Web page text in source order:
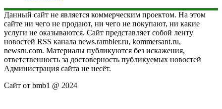
Данный сайт не является коммерческим проектом. На этом
сайте ни чего не продают, ни чего не покупают, ни какие
услуги не оказываются. Сайт представляет собой ленту
новостей RSS канала news.rambler.ru, kommersant.ru,
newsru.com. Материалы публикуются без искажения,
ответственность за достоверность публикуемых новостей
Администрация сайта не несёт.
Сайт от bmb1 @ 2024